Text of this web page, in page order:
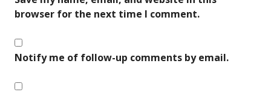
browser for the next time I comment.
Notify me of follow-up comments by email.